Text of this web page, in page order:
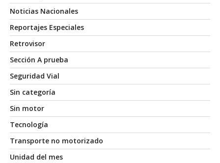
Noticias Nacionales
Reportajes Especiales
Retrovisor
Sección A prueba
Seguridad Vial
Sin categoría
Sin motor
Tecnología
Transporte no motorizado
Unidad del mes